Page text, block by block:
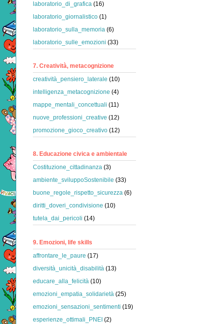
laboratorio_di_grafica (16)
laboratorio_giornalistico (1)
laboratorio_sulla_memoria (6)
laboratorio_sulle_emozioni (33)
7. Creatività, metacognizione
creatività_pensiero_laterale (10)
intelligenza_metacognizione (4)
mappe_mentali_concettuali (11)
nuove_professioni_creative (12)
promozione_gioco_creativo (12)
8. Educazione civica e ambientale
Costituzione_cittadinanza (3)
ambiente_sviluppoSostenibile (33)
buone_regole_rispetto_sicurezza (6)
diritti_doveri_condivisione (10)
tutela_dai_pericoli (14)
9. Emozioni, life skills
affrontare_le_paure (17)
diversità_unicità_disabilità (13)
educare_alla_felicità (10)
emozioni_empatia_solidarietà (25)
emozioni_sensazioni_sentimenti (19)
esperienze_ottimali_PNEI (2)